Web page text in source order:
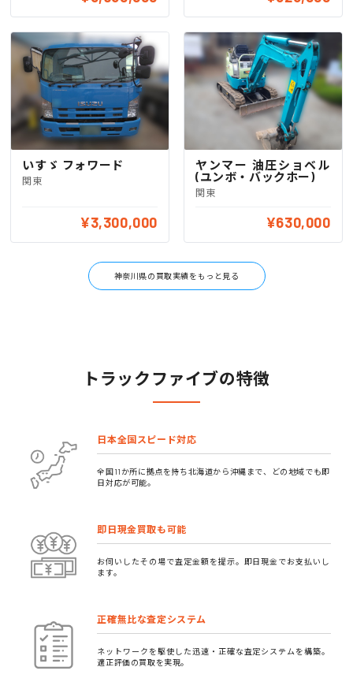
いすゞ フォワード
関東
¥3,300,000
ヤンマー 油圧ショベル
(ユンボ・バックホー)
関東
¥630,000
神奈川県の買取実績をもっと見る
トラックファイブの特徴
日本全国スピード対応
全国11か所に拠点を持ち北海道から沖縄まで、どの地域でも即
日対応が可能。
即日現金買取も可能
お伺いしたその場で査定金額を提示。即日現金でお支払いし
ます。
正確無比な査定システム
ネットワークを駆使した迅速・正確な査定システムを構築。
適正評価の買取を実現。